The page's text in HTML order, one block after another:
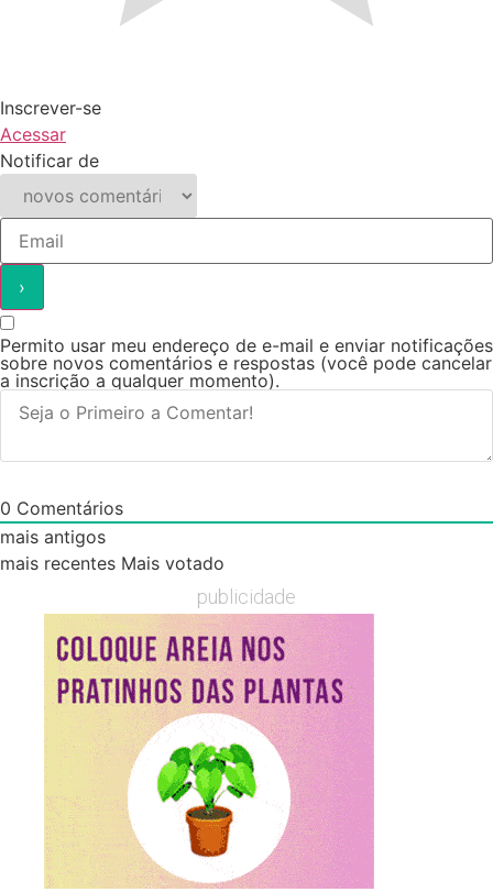
Inscrever-se
Acessar
Notificar de
Permito usar meu endereço de e-mail e enviar notificações
sobre novos comentários e respostas (você pode cancelar
a inscrição a qualquer momento).
0 Comentários
mais antigos
mais recentes Mais votado
publicidade